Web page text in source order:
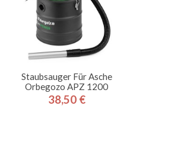
Staubsauger Für Asche
Orbegozo APZ 1200
Preis
38,50 €